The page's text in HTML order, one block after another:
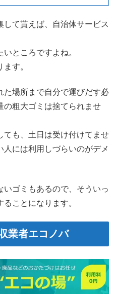
て貰えば、自治体サービス
ところですよね。
す。
た場所まで自分で運びだす必
の粗大ゴミは捨てられませ
ても、土日は受け付けてませ
には利用しづらいのがデメ
ゴミもあるので、そういっ
ことになります。
業者エコノバ